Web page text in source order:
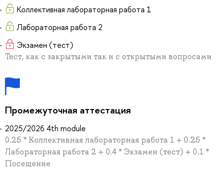
Коллективная лабораторная работа 1
Лабораторная работа 2
Экзамен (тест)
Тест, как с закрытыми так и с открытыми вопросами
Промежуточная аттестация
2025/2026 4th module
0.25 * Коллективная лабораторная работа 1 + 0.25 *
Лабораторная работа 2 + 0.4 * Экзамен (тест) + 0.1 *
Посещение